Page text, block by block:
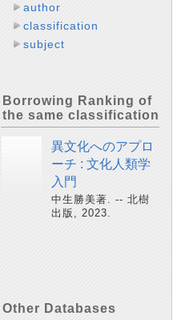
author
classification
subject
Borrowing Ranking of
the same classification
異文化へのアプロ
ーチ : 文化人類学
入門
中生勝美著. -- 北樹
出版, 2023.
Other Databases